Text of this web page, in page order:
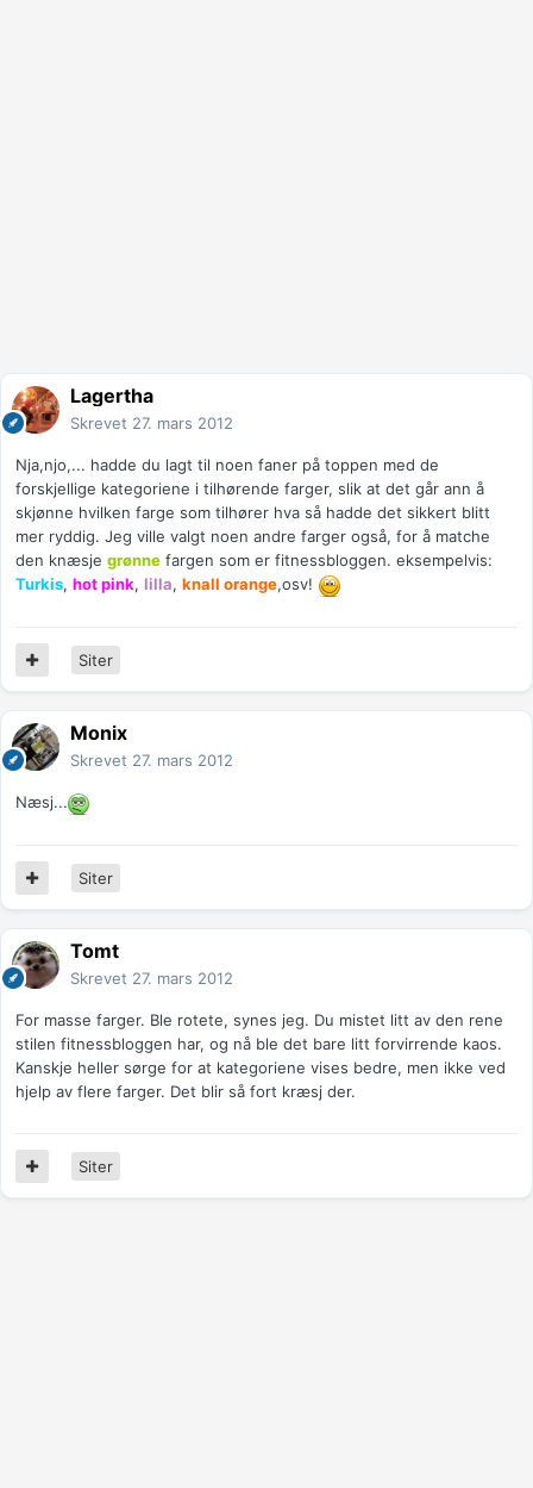
Lagertha
Skrevet 27. mars 2012
Nja,njo,... hadde du lagt til noen faner på toppen med de
forskjellige kategoriene i tilhørende farger, slik at det går ann å
skjønne hvilken farge som tilhører hva så hadde det sikkert blitt
mer ryddig. Jeg ville valgt noen andre farger også, for å matche
den knæsje grønne fargen som er fitnessbloggen. eksempelvis:
Turkis, hot pink, lilla, knall orange,osv!
Siter
Monix
Skrevet 27. mars 2012
Næsj...
Siter
Tomt
Skrevet 27. mars 2012
For masse farger. Ble rotete, synes jeg. Du mistet litt av den rene
stilen fitnessbloggen har, og nå ble det bare litt forvirrende kaos.
Kanskje heller sørge for at kategoriene vises bedre, men ikke ved
hjelp av flere farger. Det blir så fort kræsj der.
Siter